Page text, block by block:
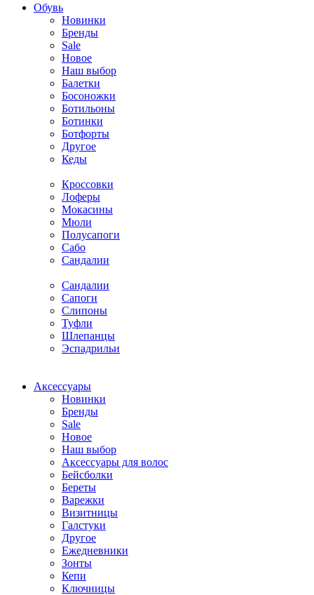
Обувь
Новинки
Бренды
Sale
Новое
Наш выбор
Балетки
Босоножки
Ботильоны
Ботинки
Ботфорты
Другое
Кеды
Кроссовки
Лоферы
Мокасины
Мюли
Полусапоги
Сабо
Сандалии
Сандалии
Сапоги
Слипоны
Туфли
Шлепанцы
Эспадрильи
Аксессуары
Новинки
Бренды
Sale
Новое
Наш выбор
Аксессуары для волос
Бейсболки
Береты
Варежки
Визитницы
Галстуки
Другое
Ежедневники
Зонты
Кепи
Ключницы